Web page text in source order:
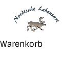
content
WarenkorbClose